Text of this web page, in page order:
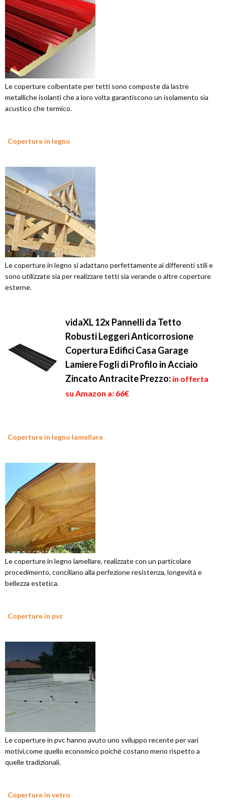
Le coperture coibentate per tetti sono composte da lastre
metalliche isolanti che a loro volta garantiscono un isolamento sia
acustico che termico.
Coperture in legno
Le coperture in legno si adattano perfettamente ai differenti stili e
sono utilizzate sia per realizzare tetti sia verande o altre coperture
esterne.
vidaXL 12x Pannelli da Tetto
Robusti Leggeri Anticorrosione
Copertura Edifici Casa Garage
Lamiere Fogli di Profilo in Acciaio
Zincato AntracitePrezzo: in offerta
su Amazon a: 66€
Coperture in legno lamellare
Le coperture in legno lamellare, realizzate con un particolare
procedimento, conciliano alla perfezione resistenza, longevità e
bellezza estetica.
Coperture in pvc
Le coperture in pvc hanno avuto uno sviluppo recente per vari
motivi,come quello economico poiché costano meno rispetto a
quelle tradizionali.
Coperture in vetro